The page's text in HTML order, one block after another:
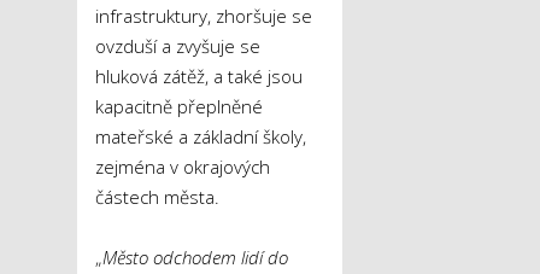
infrastruktury, zhoršuje se
ovzduší a zvyšuje se
hluková zátěž, a také jsou
kapacitně přeplněné
mateřské a základní školy,
zejména v okrajových
částech města.
„Město odchodem lidí do